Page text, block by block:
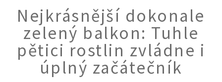
Nejkrásnější dokonale
zelený balkon: Tuhle
pětici rostlin zvládne i
úplný začátečník